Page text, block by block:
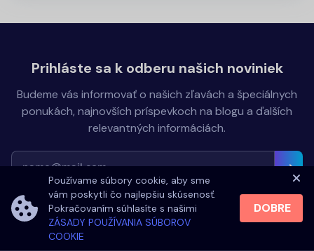
Prihláste sa k odberu našich noviniek
Budeme vás informovať o našich zľavách a špeciálnych
ponukách, najnovších príspevkoch na blogu a ďalších
relevantných informáciách.
Prihlásením sa k odberu našich newsletterov súhlasíte so
zasielaním našich marketingových e-mailov.
Používame súbory cookie, aby sme
vám poskytli čo najlepšiu skúsenosť.
Pokračovaním súhlasíte s našimi
ZÁSADY POUŽÍVANIA SÚBOROV
COOKIE
DOBRE